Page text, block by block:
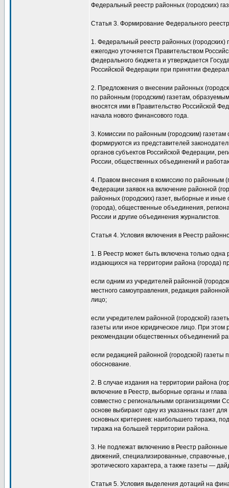
Федеральный реестр районных (городских)
Статья 3. Формирование Федерального
1. Федеральный реестр районных
ежегодно уточняется Правительством
федерального бюджета и утверждается
Российской Федерации при принятии
2. Предложения о внесении районных
по районным (городским) газетам,
вносятся ими в Правительство Российской
начала нового финансового года.
3. Комиссии по районным (городским) газетам
формируются из представителей
органов субъектов Российской Федерации,
России, общественных объединений и
4. Правом внесения в комиссию по районным
Федерации заявок на включение районной
районных (городских) газет, выборные и
(города), общественные объединения,
России и другие объединения журналистов.
Статья 4. Условия включения в Реестр
1. В Реестр может быть включена только одна
издающихся на территории района (города)
если одним из учредителей районной
местного самоуправления, редакция
лицо;
если учредителем районной (городской)
газеты или иное юридическое лицо. При этом
рекомендации общественных объединений
если редакцией районной (городской) газеты
обоснование.
2. В случае издания на территории района
включение в Реестр, выборные органы и
совместно с региональными организациями
основе выбирают одну из указанных газет
основных критериев: наибольшего тиража,
тиража на большей территории района.
3. Не подлежат включению в Реестр районные
движений, специализированные, справочные,
эротического характера, а также газеты —
Статья 5. Условия выделения дотаций на